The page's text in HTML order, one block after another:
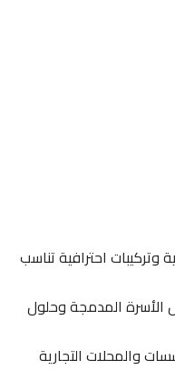
احترافية تناسب
المدمجة وحلول
التجارية